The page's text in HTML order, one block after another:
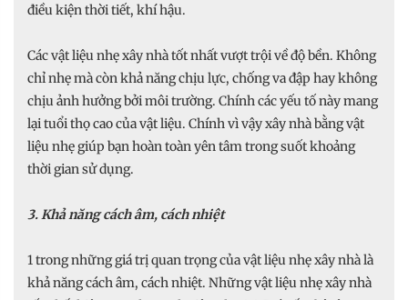
điều kiện thời tiết, khí hậu.
Các vật liệu nhẹ xây nhà tốt nhất vượt trội về độ bền. Không
chỉ nhẹ mà còn khả năng chịu lực, chống va đập hay không
chịu ảnh hưởng bởi môi trường. Chính các yếu tố này mang
lại tuổi thọ cao của vật liệu. Chính vì vậy xây nhà bằng vật
liệu nhẹ giúp bạn hoàn toàn yên tâm trong suốt khoảng
thời gian sử dụng.
3. Khả năng cách âm, cách nhiệt
1 trong những giá trị quan trọng của vật liệu nhẹ xây nhà là
khả năng cách âm, cách nhiệt. Những vật liệu nhẹ xây nhà